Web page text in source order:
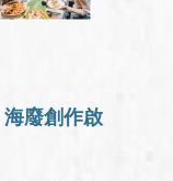
廢創作啟